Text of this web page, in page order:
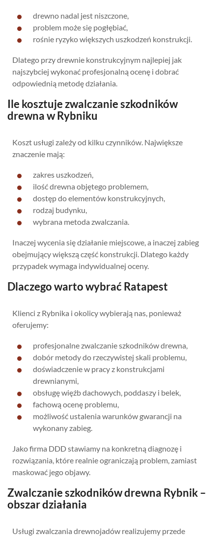
drewno nadal jest niszczone,
problem może się pogłębiać,
rośnie ryzyko większych uszkodzeń konstrukcji.
Dlatego przy drewnie konstrukcyjnym najlepiej jak
najszybciej wykonać profesjonalną ocenę i dobrać
odpowiednią metodę działania.
Ile kosztuje zwalczanie szkodników
drewna w Rybniku
Koszt usługi zależy od kilku czynników. Największe
znaczenie mają:
zakres uszkodzeń,
ilość drewna objętego problemem,
dostęp do elementów konstrukcyjnych,
rodzaj budynku,
wybrana metoda zwalczania.
Inaczej wycenia się działanie miejscowe, a inaczej zabieg
obejmujący większą część konstrukcji. Dlatego każdy
przypadek wymaga indywidualnej oceny.
Dlaczego warto wybrać Ratapest
Klienci z Rybnika i okolicy wybierają nas, ponieważ
oferujemy:
profesjonalne zwalczanie szkodników drewna,
dobór metody do rzeczywistej skali problemu,
doświadczenie w pracy z konstrukcjami
drewnianymi,
obsługę więźb dachowych, poddaszy i belek,
fachową ocenę problemu,
możliwość ustalenia warunków gwarancji na
wykonany zabieg.
Jako firma DDD stawiamy na konkretną diagnozę i
rozwiązania, które realnie ograniczają problem, zamiast
maskować jego objawy.
Zwalczanie szkodników drewna Rybnik –
obszar działania
Usługi zwalczania drewnojadów realizujemy przede